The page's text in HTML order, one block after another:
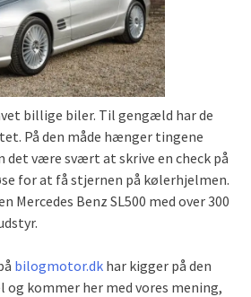
billige biler. Til gengæld har de
På den måde hænger tingene
det være svært at skrive en check på
for at få stjernen på kølerhjelmen.
Mercedes Benz SL500 med over 300
bilogmotor.dk har kigger på den
og kommer her med vores mening,